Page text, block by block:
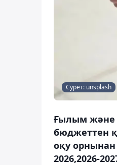
Сурет: unsplash
Ғылым және
бюджеттен
оқу орнынан
2026,2026-